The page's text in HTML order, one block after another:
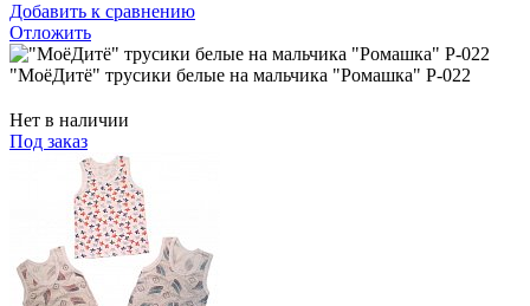
Добавить к сравнению
Отложить
"МоёДитё" трусики белые на мальчика "Ромашка" Р-022
Нет в наличии
Под заказ